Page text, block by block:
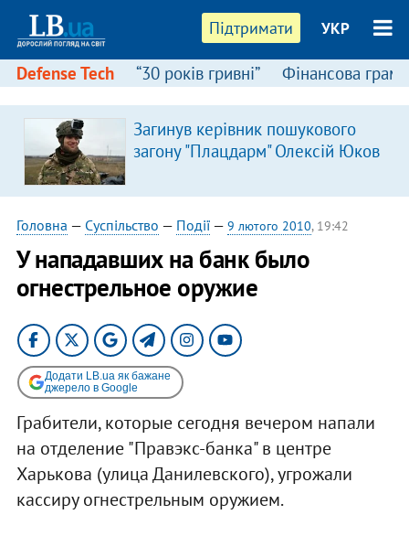
Підтримати УКР
Defense Tech “30 років гривні” Фінансова
Загинув керівник пошукового
загону "Плацдарм" Олексій Юков
Головна — Суспільство — Події— 9 лютого 2010, 19:42
У нападавших на банк было
огнестрельное оружие
Додати LB.ua як бажане
джерело в Google
Грабители, которые сегодня вечером напали
на отделение "Правэкс-банка" в центре
Харькова (улица Данилевского), угрожали
кассиру огнестрельным оружием.